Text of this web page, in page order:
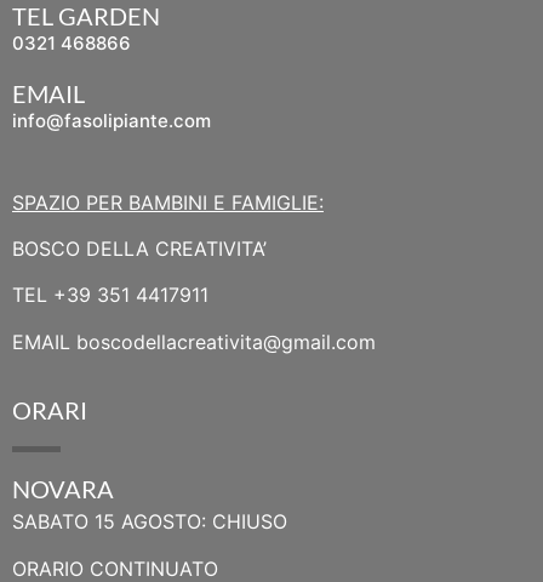
TEL GARDEN
0321 468866
EMAIL
info@fasolipiante.com
SPAZIO PER BAMBINI E FAMIGLIE:
BOSCO DELLA CREATIVITA’
TEL +39 351 4417911
EMAIL boscodellacreativita@gmail.com
ORARI
NOVARA
SABATO 15 AGOSTO: CHIUSO
ORARIO CONTINUATO